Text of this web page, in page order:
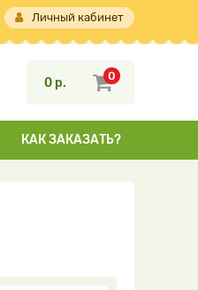
Личный кабинет
0
0 р.
КАК ЗАКАЗАТЬ?